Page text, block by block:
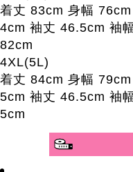
着丈 83cm 身幅
4cm 袖丈 46.5cm 袖
82cm
4XL(5L)
着丈 84cm 身幅
5cm 袖丈 46.5cm 袖
5cm